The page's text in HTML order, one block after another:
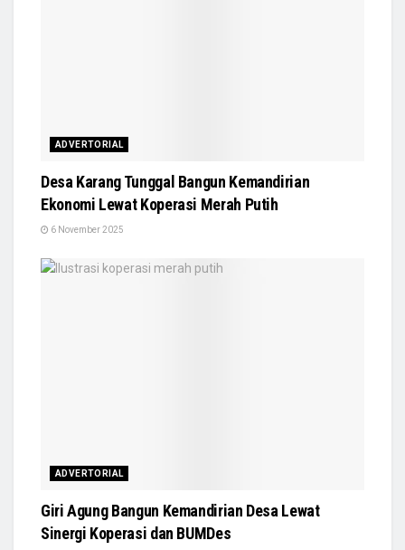
ADVERTORIAL
Desa Karang Tunggal Bangun Kemandirian
Ekonomi Lewat Koperasi Merah Putih
6 November 2025
ADVERTORIAL
Giri Agung Bangun Kemandirian Desa Lewat
Sinergi Koperasi dan BUMDes